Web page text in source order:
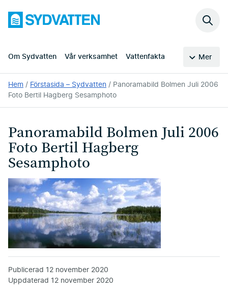
huvudinnehållet
Sydvatten
Om Sydvatten Vår verksamhet Vattenfakta Mer
Sök
Du
är
här:
Hem Förstasida – Sydvatten
Panoramabild Bolmen Juli 2006
Foto Bertil Hagberg Sesamphoto
Panoramabild Bolmen Juli 2006
Foto Bertil Hagberg
Sesamphoto
Publicerad 12 november 2020
Uppdaterad 12 november 2020